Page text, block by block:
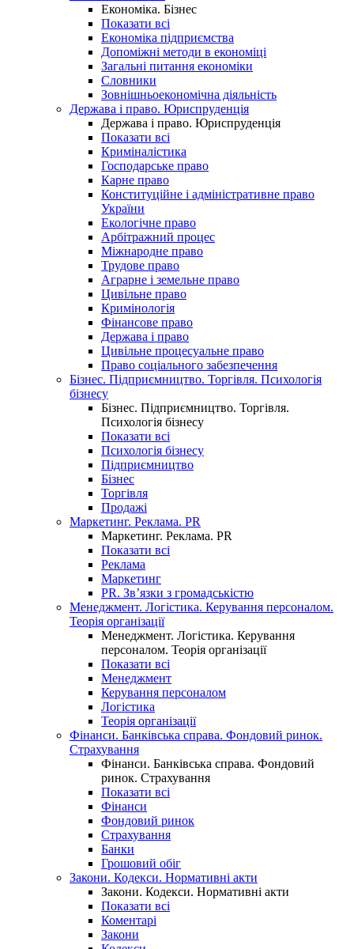
Економіка. Бізнес
Показати всі
Економіка підприємства
Допоміжні методи в економіці
Загальні питання економіки
Словники
Зовнішньоекономічна діяльність
Держава і право. Юриспруденція
Держава і право. Юриспруденція
Показати всі
Криміналістика
Господарське право
Карне право
Конституційне і адміністративне право
України
Екологічне право
Арбітражний процес
Міжнародне право
Трудове право
Аграрне і земельне право
Цивільне право
Кримінологія
Фінансове право
Держава і право
Цивільне процесуальне право
Право соціального забезпечення
Бізнес. Підприємництво. Торгівля. Психологія
бізнесу
Бізнес. Підприємництво. Торгівля.
Психологія бізнесу
Показати всі
Психологія бізнесу
Підприємництво
Бізнес
Торгівля
Продажі
Маркетинг. Реклама. PR
Маркетинг. Реклама. PR
Показати всі
Реклама
Маркетинг
PR. Зв’язки з громадськістю
Менеджмент. Логістика. Керування персоналом.
Теорія організації
Менеджмент. Логістика. Керування
персоналом. Теорія організації
Показати всі
Менеджмент
Керування персоналом
Логістика
Теорія організації
Фінанси. Банківська справа. Фондовий ринок.
Страхування
Фінанси. Банківська справа. Фондовий
ринок. Страхування
Показати всі
Фінанси
Фондовий ринок
Страхування
Банки
Грошовий обіг
Закони. Кодекси. Нормативні акти
Закони. Кодекси. Нормативні акти
Показати всі
Коментарі
Закони